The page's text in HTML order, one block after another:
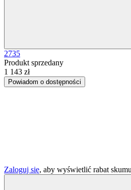
2735
Produkt sprzedany
1 143 zł
Powiadom o dostępności
Zaloguj się, aby wyświetlić rabat